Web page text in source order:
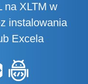
na XLTM w
instalowania
Excela